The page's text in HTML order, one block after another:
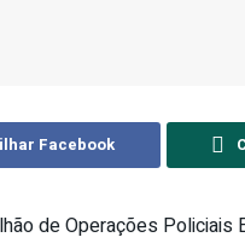
Facebook
de Operações